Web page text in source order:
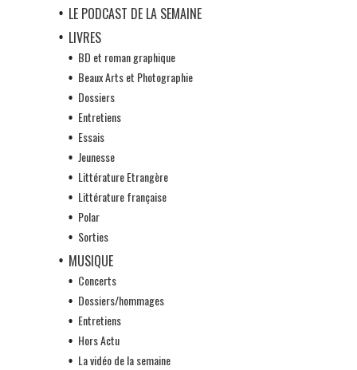
LE PODCAST DE LA SEMAINE
LIVRES
BD et roman graphique
Beaux Arts et Photographie
Dossiers
Entretiens
Essais
Jeunesse
Littérature Etrangère
Littérature française
Polar
Sorties
MUSIQUE
Concerts
Dossiers/hommages
Entretiens
Hors Actu
La vidéo de la semaine